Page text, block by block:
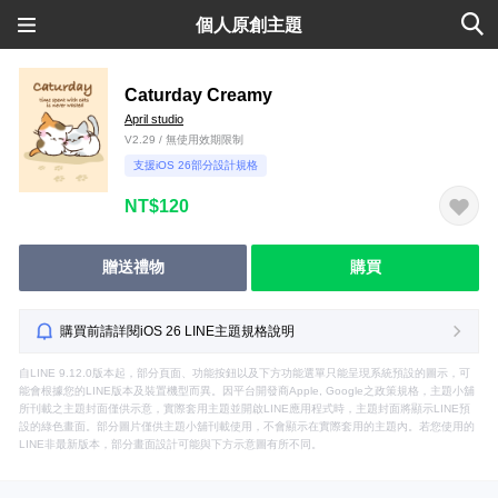
個人原創主題
Caturday Creamy
April studio
V2.29 / 無使用效期限制
支援iOS 26部分設計規格
NT$120
贈送禮物 購買
購買前請詳閱iOS 26 LINE主題規格說明
自LINE 9.12.0版本起，部分頁面、功能按鈕以及下方功能選單只能呈現系統預設的圖示，可
能會根據您的LINE版本及裝置機型而異。因平台開發商Apple, Google之政策規格，主題小舖
所刊載之主題封面僅供示意，實際套用主題並開啟LINE應用程式時，主題封面將顯示LINE預
設的綠色畫面。部分圖片僅供主題小舖刊載使用，不會顯示在實際套用的主題內。若您使用的
LINE非最新版本，部分畫面設計可能與下方示意圖有所不同。